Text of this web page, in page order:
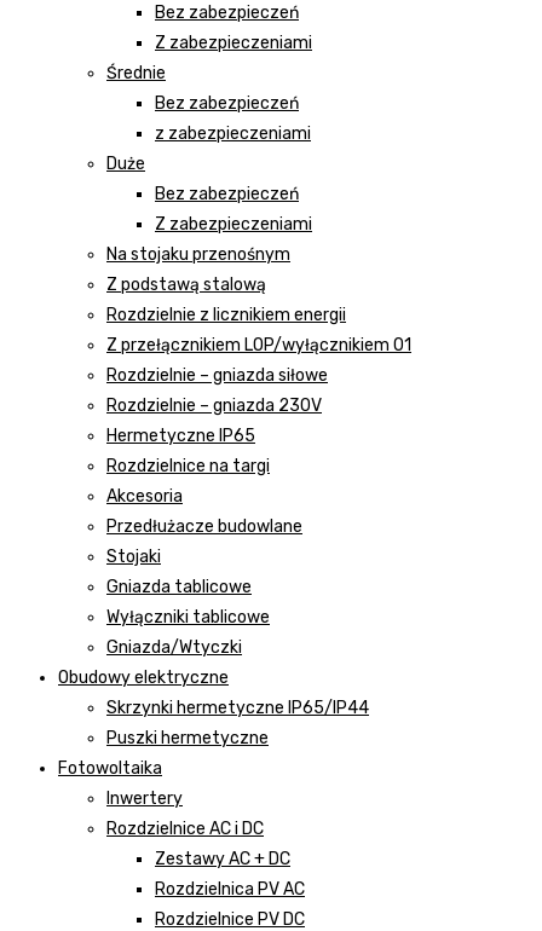
Bez zabezpieczeń
Z zabezpieczeniami
Średnie
Bez zabezpieczeń
z zabezpieczeniami
Duże
Bez zabezpieczeń
Z zabezpieczeniami
Na stojaku przenośnym
Z podstawą stalową
Rozdzielnie z licznikiem energii
Z przełącznikiem LOP/wyłącznikiem 01
Rozdzielnie – gniazda siłowe
Rozdzielnie – gniazda 230V
Hermetyczne IP65
Rozdzielnice na targi
Akcesoria
Przedłużacze budowlane
Stojaki
Gniazda tablicowe
Wyłączniki tablicowe
Gniazda/Wtyczki
Obudowy elektryczne
Skrzynki hermetyczne IP65/IP44
Puszki hermetyczne
Fotowoltaika
Inwertery
Rozdzielnice AC i DC
Zestawy AC + DC
Rozdzielnica PV AC
Rozdzielnice PV DC